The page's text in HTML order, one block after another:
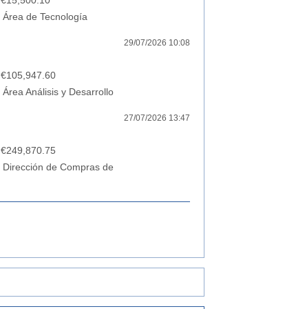
Área de Tecnología
29/07/2026 10:08
€105,947.60
Área Análisis y Desarrollo
27/07/2026 13:47
€249,870.75
Dirección de Compras de